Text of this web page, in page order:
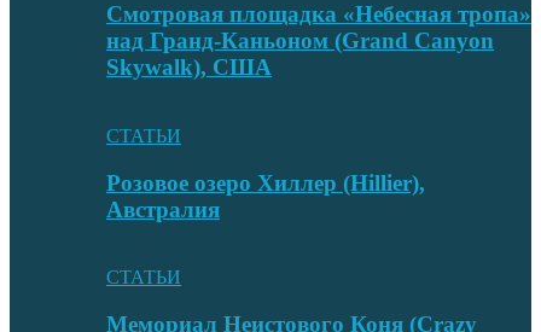
Смотровая площадка «Небесная тропа»
над Гранд-Каньоном (Grand Canyon
Skywalk), США
СТАТЬИ
Розовое озеро Хиллер (Hillier),
Австралия
СТАТЬИ
Мемориал Неистового Коня (Crazy